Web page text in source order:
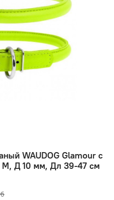
WAUDOG Glamour с
M, Д 10 мм, Дл 39-47 см